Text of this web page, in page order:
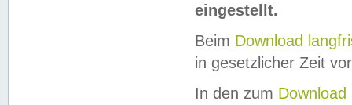
eingestellt.
Beim Download
in gesetzlicher Zeit
In den zum Download